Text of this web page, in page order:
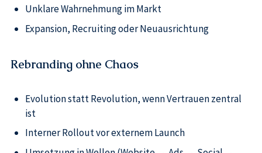
Unklare Wahrnehmung im Markt
Expansion, Recruiting oder Neuausrichtung
Rebranding ohne Chaos
Evolution statt Revolution, wenn Vertrauen zentral
ist
Interner Rollout vor externem Launch